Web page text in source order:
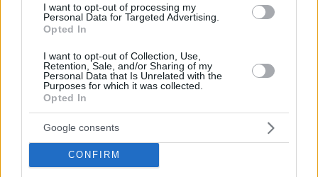
I want to opt-out of processing my
Personal Data for Targeted Advertising.
Opted In
I want to opt-out of Collection, Use,
Retention, Sale, and/or Sharing of my
Personal Data that Is Unrelated with the
Purposes for which it was collected.
Opted In
Google consents
CONFIRM
Κοινοποιήστε
Προηγούμενη
Θάρρος Μεσσηνίας
Επόμενη
Συνείδηση